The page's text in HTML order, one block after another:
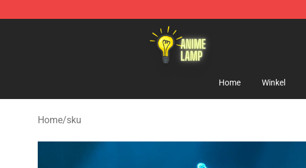
Anime Lamp Shop - The Best Store of Anime Lamp
Home Winkel
Home/sku